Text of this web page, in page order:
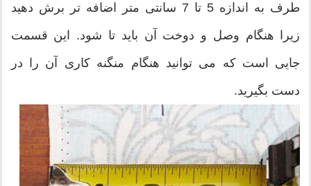
طرف به اندازه 5 تا 7 سانتی متر اضافه تر برش دهید
زیرا هنگام وصل و دوخت آن باید تا شود. این قسمت
جایی است که می توانید هنگام منگنه کاری آن را در
دست بگیرید.